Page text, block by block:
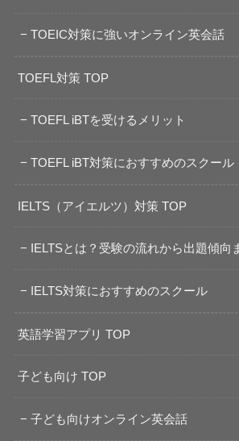
TOEIC対策に強いオンライン英会話
TOEFL対策 TOP
TOEFL iBTを受けるメリット
TOEFL iBT対策におすすめのスクール
IELTS（アイエルツ）対策 TOP
IELTSとは？受験の流れから出題傾向
IELTS対策におすすめのスクール
英語学習アプリ TOP
子ども向け TOP
子ども向けオンライン英会話